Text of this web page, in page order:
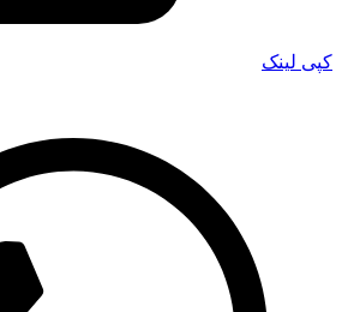
کپی لینک